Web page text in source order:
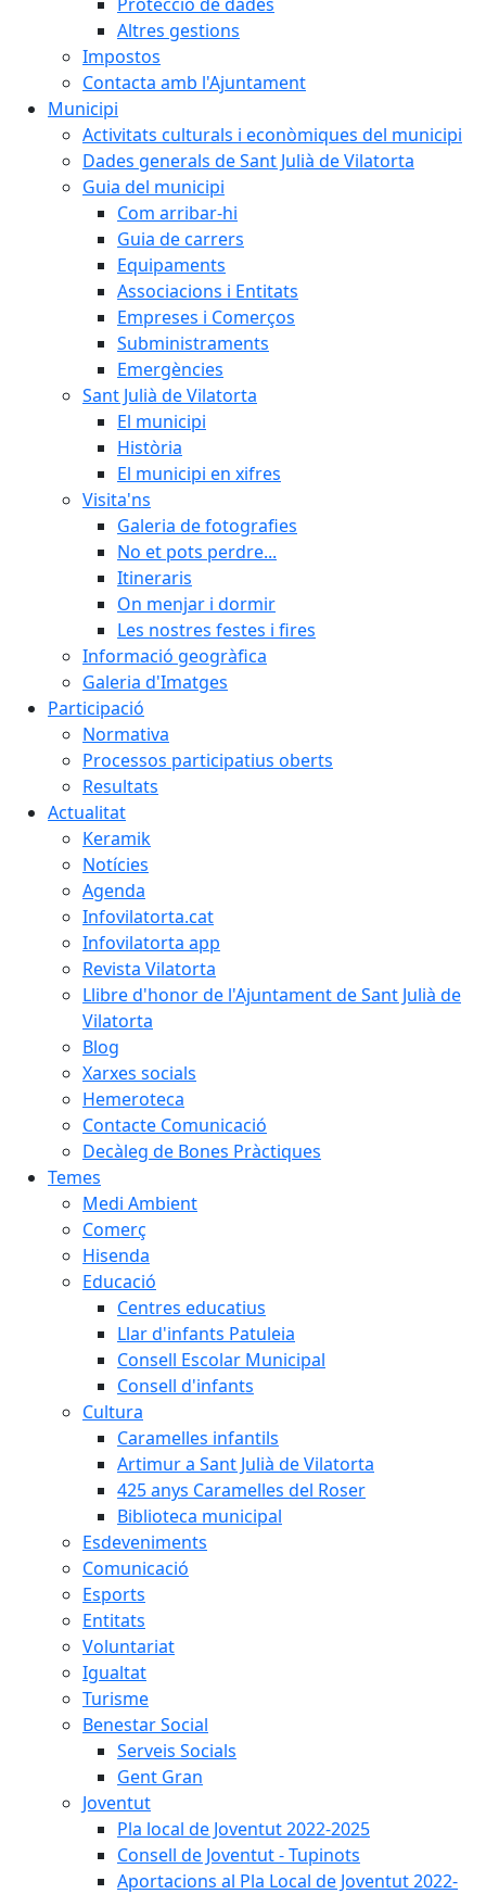
Altres gestions
Impostos
Contacta amb l'Ajuntament
Municipi
Activitats culturals i econòmiques del municipi
Dades generals de Sant Julià de Vilatorta
Guia del municipi
Com arribar-hi
Guia de carrers
Equipaments
Associacions i Entitats
Empreses i Comerços
Subministraments
Emergències
Sant Julià de Vilatorta
El municipi
Història
El municipi en xifres
Visita'ns
Galeria de fotografies
No et pots perdre...
Itineraris
On menjar i dormir
Les nostres festes i fires
Informació geogràfica
Galeria d'Imatges
Participació
Normativa
Processos participatius oberts
Resultats
Actualitat
Keramik
Notícies
Agenda
Infovilatorta.cat
Infovilatorta app
Revista Vilatorta
Llibre d'honor de l'Ajuntament de Sant Julià de
Vilatorta
Blog
Xarxes socials
Hemeroteca
Contacte Comunicació
Decàleg de Bones Pràctiques
Temes
Medi Ambient
Comerç
Hisenda
Educació
Centres educatius
Llar d'infants Patuleia
Consell Escolar Municipal
Consell d'infants
Cultura
Caramelles infantils
Artimur a Sant Julià de Vilatorta
425 anys Caramelles del Roser
Biblioteca municipal
Esdeveniments
Comunicació
Esports
Entitats
Voluntariat
Igualtat
Turisme
Benestar Social
Serveis Socials
Gent Gran
Joventut
Pla local de Joventut 2022-2025
Consell de Joventut - Tupinots
Aportacions al Pla Local de Joventut 2022-